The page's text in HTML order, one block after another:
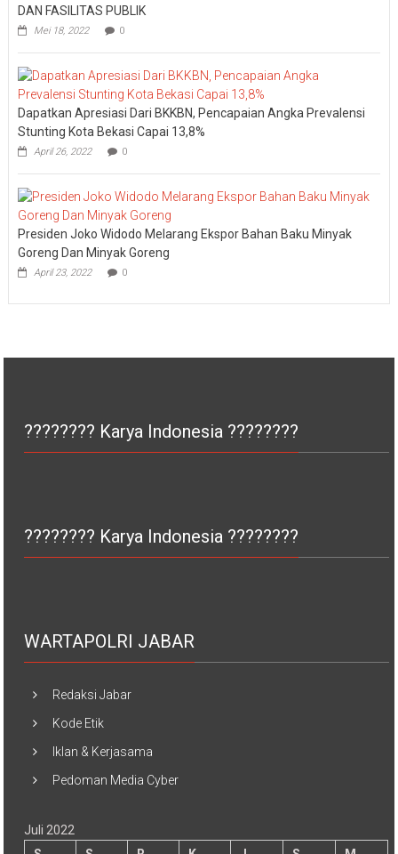
DAN FASILITAS PUBLIK
Mei 18, 2022 0
Dapatkan Apresiasi Dari BKKBN, Pencapaian Angka Prevalensi
Stunting Kota Bekasi Capai 13,8%
April 26, 2022 0
Presiden Joko Widodo Melarang Ekspor Bahan Baku Minyak
Goreng Dan Minyak Goreng
April 23, 2022 0
???????? Karya Indonesia ????????
???????? Karya Indonesia ????????
WARTAPOLRI JABAR
Redaksi Jabar
Kode Etik
Iklan & Kerjasama
Pedoman Media Cyber
Juli 2022